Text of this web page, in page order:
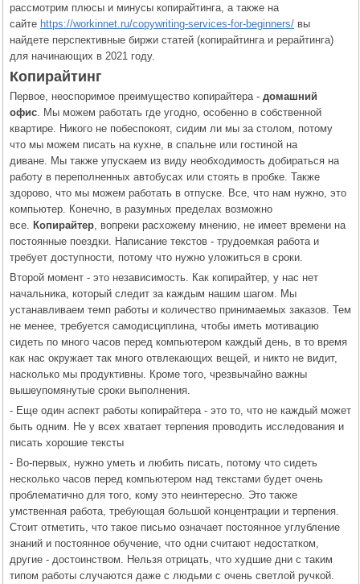
рассмотрим плюсы и минусы копирайтинга, а также на
сайте https://workinnet.ru/copywriting-services-for-beginners/ вы
найдете перспективные биржи статей (копирайтинга и рерайтинга)
для начинающих в 2021 году.
Копирайтинг
Первое, неоспоримое преимущество копирайтера - домашний
офис . Мы можем работать где угодно, особенно в собственной
квартире. Никого не побеспокоят, сидим ли мы за столом, потому
что мы можем писать на кухне, в спальне или гостиной на
диване. Мы также упускаем из виду необходимость добираться на
работу в переполненных автобусах или стоять в пробке. Также
здорово, что мы можем работать в отпуске. Все, что нам нужно, это
компьютер. Конечно, в разумных пределах возможно
все. Копирайтер , вопреки расхожему мнению, не имеет времени на
постоянные поездки. Написание текстов - трудоемкая работа и
требует доступности, потому что нужно уложиться в сроки.
Второй момент - это независимость. Как копирайтер, у нас нет
начальника, который следит за каждым нашим шагом. Мы
устанавливаем темп работы и количество принимаемых заказов. Тем
не менее, требуется самодисциплина, чтобы иметь мотивацию
сидеть по много часов перед компьютером каждый день, в то время
как нас окружает так много отвлекающих вещей, и никто не видит,
насколько мы продуктивны. Кроме того, чрезвычайно важны
вышеупомянутые сроки выполнения.
- Еще один аспект работы копирайтера - это то, что не каждый может
быть одним. Не у всех хватает терпения проводить исследования и
писать хорошие тексты
- Во-первых, нужно уметь и любить писать, потому что сидеть
несколько часов перед компьютером над текстами будет очень
проблематично для того, кому это неинтересно. Это также
умственная работа, требующая большой концентрации и терпения.
Стоит отметить, что такое письмо означает постоянное углубление
знаний и постоянное обучение, что одни считают недостатком,
другие - достоинством. Нельзя отрицать, что худшие дни с таким
типом работы случаются даже с людьми с очень светлой ручкой.